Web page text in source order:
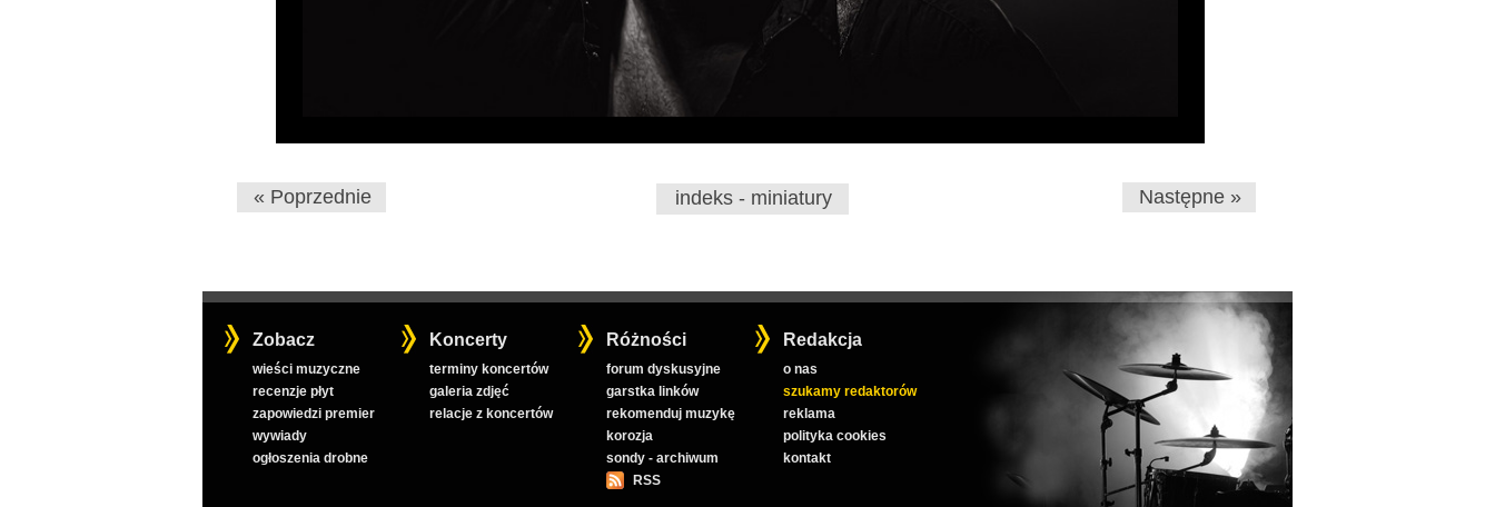
« Poprzednie indeks - miniatury Następne »
Zobacz
wieści muzyczne
recenzje płyt
zapowiedzi premier
wywiady
ogłoszenia drobne
Koncerty
terminy koncertów
galeria zdjęć
relacje z koncertów
Różności
forum dyskusyjne
garstka linków
rekomenduj muzykę
korozja
sondy - archiwum
RSS
Redakcja
o nas
szukamy redaktorów
reklama
polityka cookies
kontakt